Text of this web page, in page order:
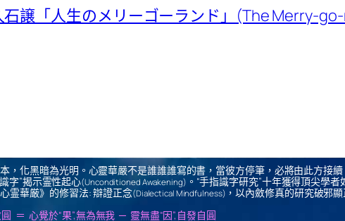
石譲「人生のメリーゴーランド」(The Merry-
化黑暗為光明。心靈華嚴不是誰誰誰寫的書，當彼方停筆，必將由此方接續
字”揭示霊性起心(Unconditioned Awakening) 。“手指識字研究”十年獲得頂尖學
霊華厳》的修習法: 辯證正念(Dialectical Mindfulness) ，以內斂修真的研究破邪
＝ 心覺於“果”,無為無我 ─ 靈無盡“因”,自發自圓